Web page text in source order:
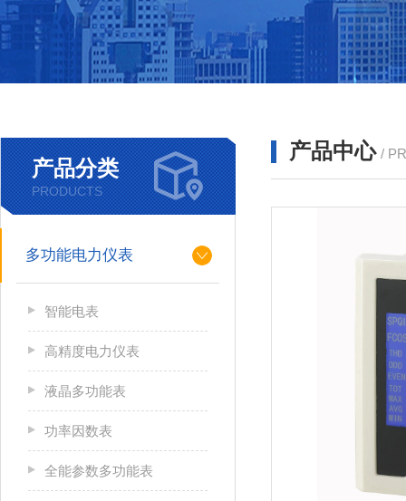
产品分类
PRODUCTS
多功能电力仪表
智能电表
高精度电力仪表
液晶多功能表
功率因数表
全能参数多功能表
产品中心 /